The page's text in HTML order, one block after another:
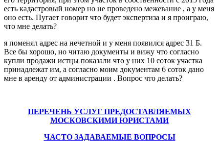
есть кадастровый номер но не проведено межевание , а у меня
оно есть. Пугает говорит что будет экспертиза и я проиграю,
что мне делать?
я поменял адрес на нечетной и у меня появился адрес 31 Б.
Все бы хорошо, но читаю документы и вижу что согласно
купли продажи истцы показали что у них 10 соток участка
принадлежат им, а согласно моим документам 6 соток дано
мне в аренду от администрации . Вопрос что делать?
ПЕРЕЧЕНЬ УСЛУГ ПРЕДОСТАВЛЯЕМЫХ
МОСКОВСКИМИ ЮРИСТАМИ
ЧАСТО ЗАДАВАЕМЫЕ ВОПРОСЫ